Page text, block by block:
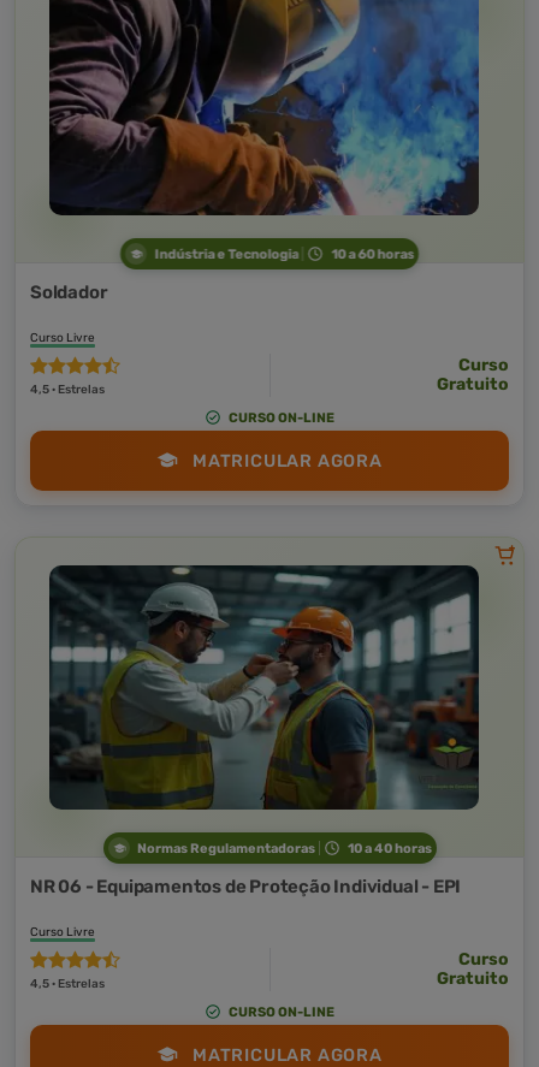
Indústria e Tecnologia 10 a 60 horas
Soldador
Curso Livre
4,5 · Estrelas
Curso
Gratuito
CURSO ON-LINE
MATRICULAR AGORA
Normas Regulamentadoras 10 a 40 horas
NR 06 - Equipamentos de Proteção Individual - EPI
Curso Livre
4,5 · Estrelas
Curso
Gratuito
CURSO ON-LINE
MATRICULAR AGORA